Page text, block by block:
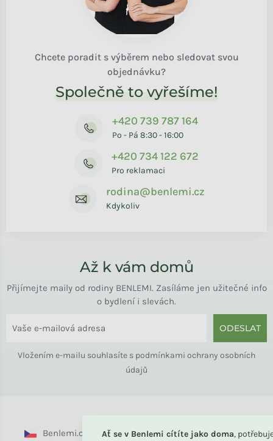
Ať se v Benlemi cítíte jako doma,
Chcete poradit s výběrem nebo sledovat svou
objednávku?
Společně to vyřešíme!
+420 739 787 164
Po - Pá 8:30 - 16:00
+420 734 122 672
Pro reklamaci
rodina@benlemi.cz
Kdykoliv
Až k vám domů
Přijímejte maily od rodiny BENLEMI. Zasíláme jen užitečné info
o bydlení i slevách.
ODESLAT
Vložením e-mailu souhlasíte s podmínkami ochrany osobních
údajů
Benlemi.cz Benlemi.sk Benlemi.com